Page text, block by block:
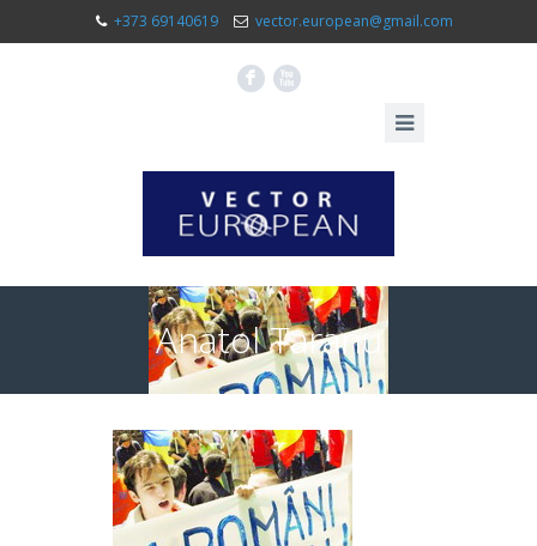
+373 69140619 vector.european@gmail.com
F X
Anatol Taranu